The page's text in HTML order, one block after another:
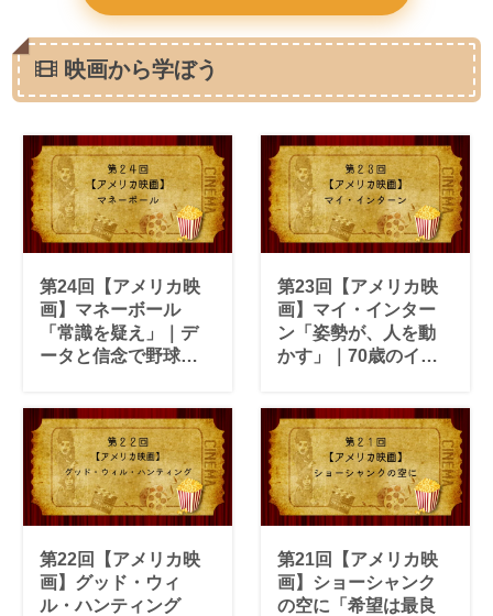
映画から学ぼう
第24回【アメリカ映
画】マネーボール
「常識を疑え」｜デ
ータと信念で野球界
第23回【アメリカ映
画】マイ・インター
ン「姿勢が、人を動
かす」｜70歳のイン
第22回【アメリカ映
画】グッド・ウィ
ル・ハンティング
第21回【アメリカ映
画】ショーシャンク
の空に「希望は最良